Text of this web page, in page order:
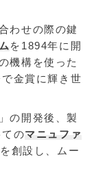
わせの際の鍵
を1894年に開
機構を使った
金賞に輝き世
の開発後、製
のマニュファ
を創設し、ムー